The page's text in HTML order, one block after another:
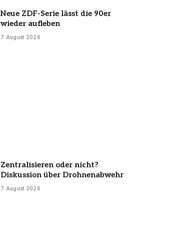
Neue ZDF-Serie lässt die 90er
wieder aufleben
7 August 2026
Zentralisieren oder nicht?
Diskussion über Drohnenabwehr
7 August 2026